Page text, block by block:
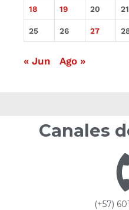
18 19 20 21
25 26 27
« Jun Ago »
Canales
(+57)